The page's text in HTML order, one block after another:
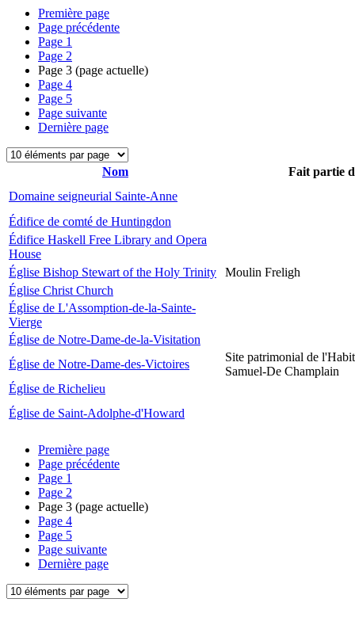
Première page
Page précédente
Page 1
Page 2
Page 3 (page actuelle)
Page 4
Page 5
Page suivante
Dernière page
Nom
Fait partie
Domaine seigneurial Sainte-Anne
Édifice de comté de Huntingdon
Édifice Haskell Free Library and Opera
House
Église Bishop Stewart of the Holy Trinity
Moulin Freligh
Église Christ Church
Église de L'Assomption-de-la-Sainte-
Vierge
Église de Notre-Dame-de-la-Visitation
Église de Notre-Dame-des-Victoires
Site patrimonial de
Samuel-De Champlain
Église de Richelieu
Église de Saint-Adolphe-d'Howard
Première page
Page précédente
Page 1
Page 2
Page 3 (page actuelle)
Page 4
Page 5
Page suivante
Dernière page